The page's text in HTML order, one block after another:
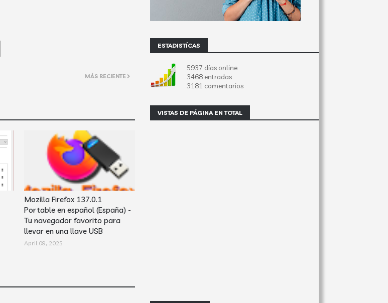
MÁS RECIENTE
Mozilla Firefox 137.0.1
Portable en español (España) -
Tu navegador favorito para
llevar en una llave USB
April 09, 2025
ESTADISTÍCAS
5937 días online
3468 entradas
3181 comentarios
VISTAS DE PÁGINA EN TOTAL